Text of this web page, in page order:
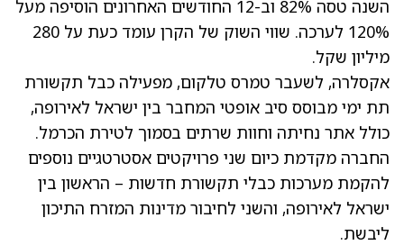
השנה טסה 82% וב-12 החודשים האחרונים הוסיפה מעל
120% לערכה. שווי השוק של הקרן עומד כעת על 280
מיליון שקל.
אקסלרה, לשעבר טמרס טלקום, מפעילה כבל תקשורת
תת ימי מבוסס סיב אופטי המחבר בין ישראל לאירופה,
כולל אתר נחיתה וחוות שרתים בסמוך לטירת הכרמל.
החברה מקדמת כיום שני פרויקטים אסטרטגיים נוספים
להקמת מערכות כבלי תקשורת חדשות – הראשון בין
ישראל לאירופה, והשני לחיבור מדינות המזרח התיכון
ליבשת.